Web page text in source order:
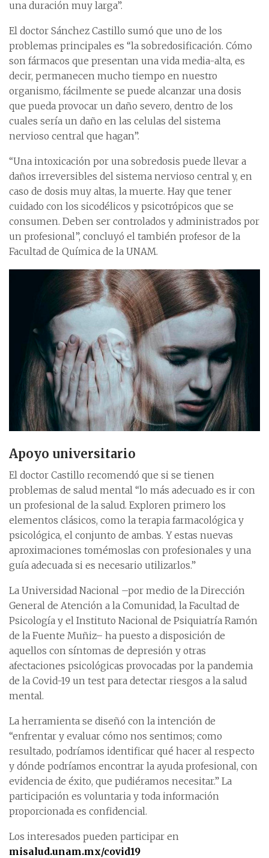
una duración muy larga”.
El doctor Sánchez Castillo sumó que uno de los
problemas principales es “la sobredosificación. Cómo
son fármacos que presentan una vida media-alta, es
decir, permanecen mucho tiempo en nuestro
organismo, fácilmente se puede alcanzar una dosis
que pueda provocar un daño severo, dentro de los
cuales sería un daño en las celulas del sistema
nervioso central que hagan”.
“Una intoxicación por una sobredosis puede llevar a
daños irreversibles del sistema nervioso central y, en
caso de dosis muy altas, la muerte. Hay que tener
cuidado con los sicodélicos y psicotrópicos que se
consumen. Deben ser controlados y administrados por
un profesional”, concluyó el también profesor de la
Facultad de Química de la UNAM.
Apoyo universitario
El doctor Castillo recomendó que si se tienen
problemas de salud mental “lo más adecuado es ir con
un profesional de la salud. Exploren primero los
elementos clásicos, como la terapia farmacológica y
psicológica, el conjunto de ambas. Y estas nuevas
aproximaciones tomémoslas con profesionales y una
guía adecuada si es necesario utilizarlos.”
La Universidad Nacional –por medio de la Dirección
General de Atención a la Comunidad, la Facultad de
Psicología y el Instituto Nacional de Psiquiatría Ramón
de la Fuente Muñiz– ha puesto a disposición de
aquellos con síntomas de depresión y otras
afectaciones psicológicas provocadas por la pandemia
de la Covid-19 un test para detectar riesgos a la salud
mental.
La herramienta se diseñó con la intención de
“enfrentar y evaluar cómo nos sentimos; como
resultado, podríamos identificar qué hacer al respecto
y dónde podríamos encontrar la ayuda profesional, con
evidencia de éxito, que pudiéramos necesitar.” La
participación es voluntaria y toda información
proporcionada es confidencial.
Los interesados pueden participar en
misalud.unam.mx/covid19